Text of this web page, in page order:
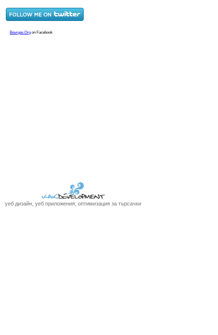
уеб дизайн, уеб приложения, оптимизация за търсачки